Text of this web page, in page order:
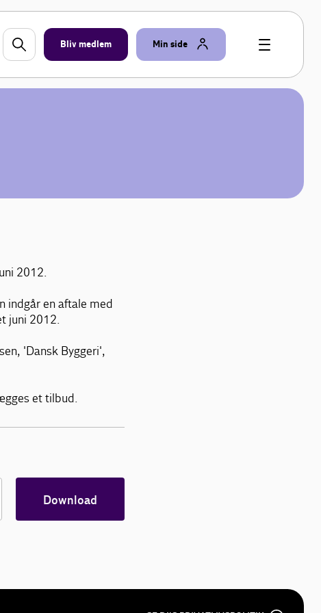
Bliv medlem Min side
2012.
indgår en aftale med
juni 2012.
'Dansk Byggeri',
et tilbud.
Download